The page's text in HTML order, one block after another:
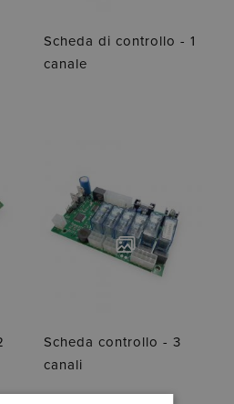
Scheda di controllo - 1
canale
Scheda controllo - 3
canali